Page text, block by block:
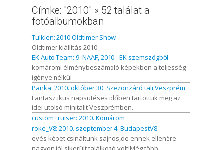
Címke: "2010" » 52 találat a
fotóalbumokban
Tulkien: 2010 Oldtimer Show
Oldtimer kiállítás 2010
EK Auto Team: 9. NAAF, 2010 - EK szemszögből
komáromi élménybeszámoló képekben a teljesség
igénye nélkül
Panka: 2010. október 30. Szezonzáró tali Veszprém
Fantasztikus napsütéses időben tartottuk meg az
idei utolsó minitalit Veszprémben.
custom cruiser: 2010. Komárom
roke_V8: 2010. szeptember 4. BudapestV8
evés képet csináltunk sajnos,de ennek ellenére
nagyon jól sikerült találkozó volt!Még több...